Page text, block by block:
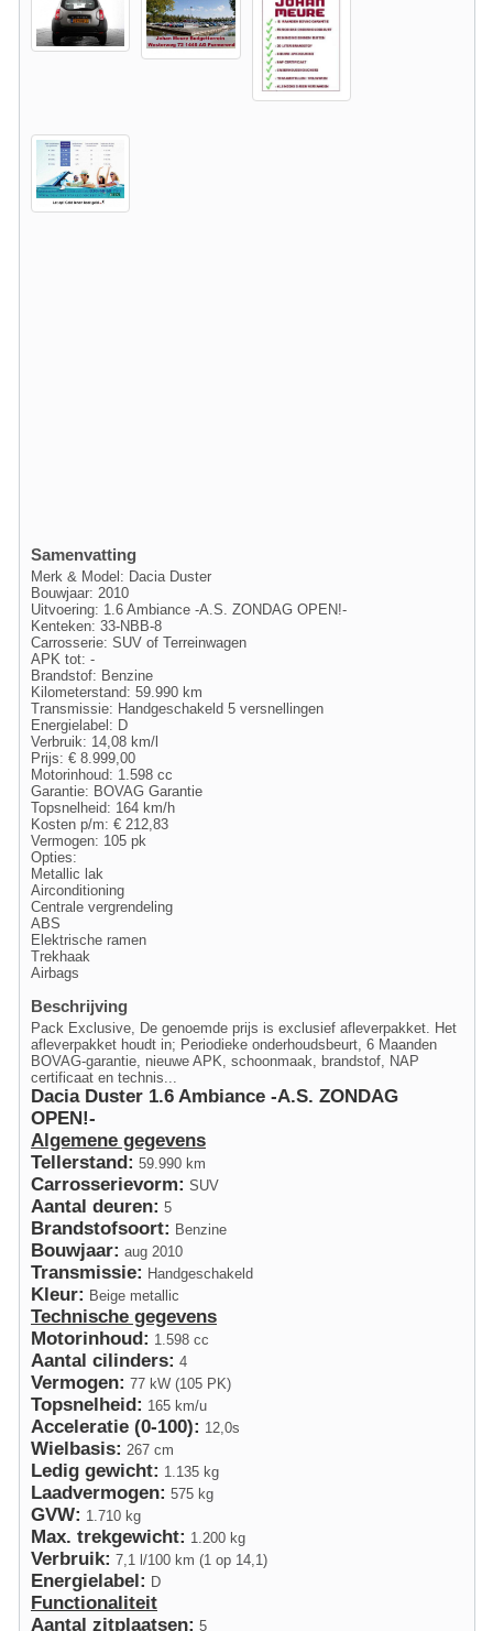
Samenvatting
Merk & Model: Dacia Duster
Bouwjaar: 2010
Uitvoering: 1.6 Ambiance -A.S. ZONDAG OPEN!-
Kenteken: 33-NBB-8
Carrosserie: SUV of Terreinwagen
APK tot: -
Brandstof: Benzine
Kilometerstand: 59.990 km
Transmissie: Handgeschakeld 5 versnellingen
Energielabel: D
Verbruik: 14,08 km/l
Prijs: € 8.999,00
Motorinhoud: 1.598 cc
Garantie: BOVAG Garantie
Topsnelheid: 164 km/h
Kosten p/m: € 212,83
Vermogen: 105 pk
Opties:
Metallic lak
Airconditioning
Centrale vergrendeling
ABS
Elektrische ramen
Trekhaak
Airbags
Beschrijving
Pack Exclusive, De genoemde prijs is exclusief afleverpakket. Het
afleverpakket houdt in; Periodieke onderhoudsbeurt, 6 Maanden
BOVAG-garantie, nieuwe APK, schoonmaak, brandstof, NAP
certificaat en technis...
Dacia Duster 1.6 Ambiance -A.S. ZONDAG
OPEN!-
Algemene gegevens
Tellerstand: 59.990 km
Carrosserievorm: SUV
Aantal deuren: 5
Brandstofsoort: Benzine
Bouwjaar: aug 2010
Transmissie: Handgeschakeld
Kleur: Beige metallic
Technische gegevens
Motorinhoud: 1.598 cc
Aantal cilinders: 4
Vermogen: 77 kW (105 PK)
Topsnelheid: 165 km/u
Acceleratie (0-100): 12,0s
Wielbasis: 267 cm
Ledig gewicht: 1.135 kg
Laadvermogen: 575 kg
GVW: 1.710 kg
Max. trekgewicht: 1.200 kg
Verbruik: 7,1 l/100 km (1 op 14,1)
Energielabel: D
Functionaliteit
Aantal zitplaatsen: 5